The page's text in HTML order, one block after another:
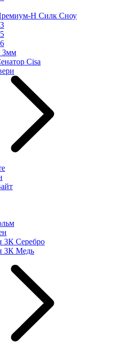
Н Силк Сноу
3мм
Cisa
3К Серебро
3К Медь